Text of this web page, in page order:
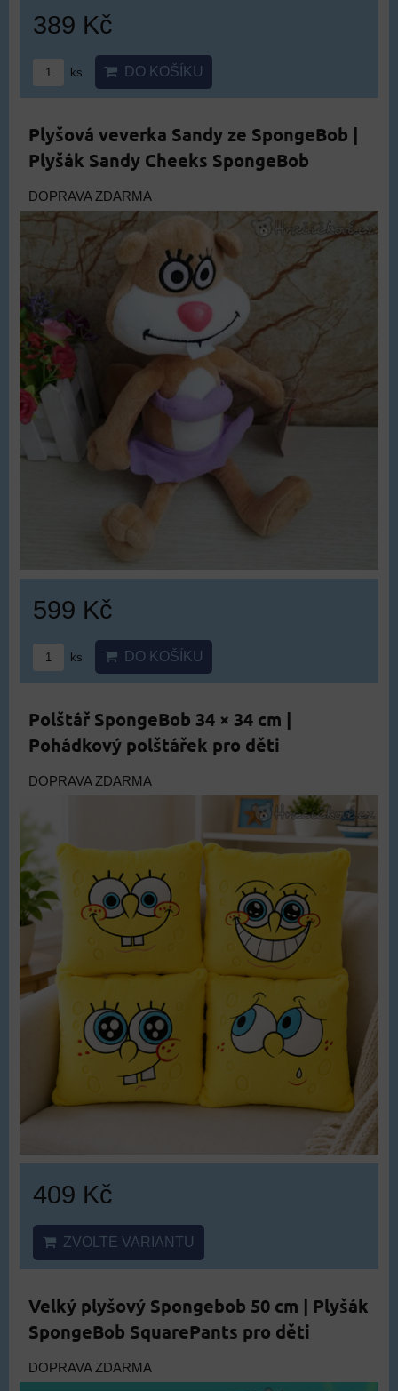
389 Kč
ks DO KOŠÍKU
Plyšová veverka Sandy ze SpongeBob |
Plyšák Sandy Cheeks SpongeBob
DOPRAVA ZDARMA
599 Kč
ks DO KOŠÍKU
Polštář SpongeBob 34 × 34 cm |
Pohádkový polštářek pro děti
DOPRAVA ZDARMA
409 Kč
ZVOLTE VARIANTU
Velký plyšový Spongebob 50 cm | Plyšák
SpongeBob SquarePants pro děti
DOPRAVA ZDARMA